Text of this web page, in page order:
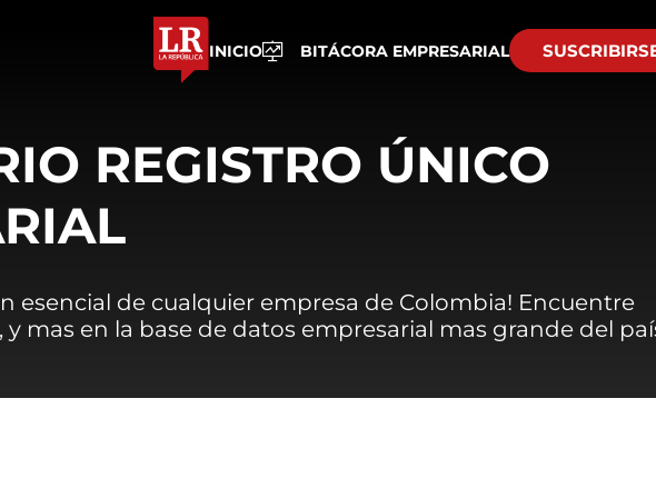
INICIO BITÁCORA EMPRESARIAL
REGISTRO ÚNICO
esencial de cualquier empresa de Colombia! Encuentre
y mas en la base de datos empresarial mas grande del